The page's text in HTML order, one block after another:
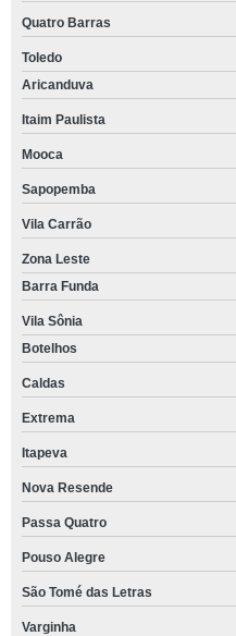
Quatro Barras
Toledo
Aricanduva
Itaim Paulista
Mooca
Sapopemba
Vila Carrão
Zona Leste
Barra Funda
Vila Sônia
Botelhos
Caldas
Extrema
Itapeva
Nova Resende
Passa Quatro
Pouso Alegre
São Tomé das Letras
Varginha